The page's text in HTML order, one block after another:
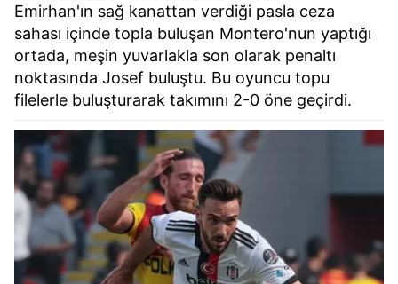
Emirhan'ın sağ kanattan verdiği pasla ceza
sahası içinde topla buluşan Montero'nun yaptığı
ortada, meşin yuvarlakla son olarak penaltı
noktasında Josef buluştu. Bu oyuncu topu
filelerle buluşturarak takımını 2-0 öne geçirdi.